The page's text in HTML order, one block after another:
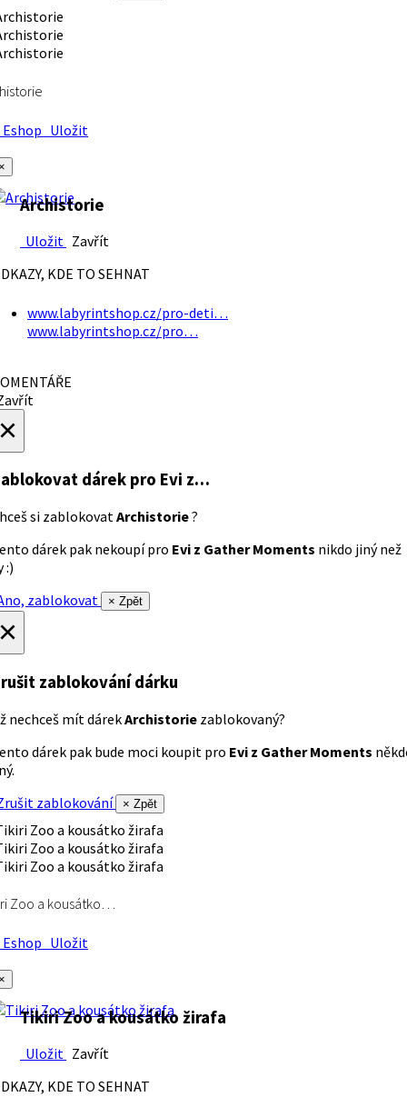
Uložit
Archistorie
Uložit Zavřít
KDE TO SEHNAT
www.labyrintshop.cz/pro-deti…
www.labyrintshop.cz/pro…
dárek pro Evi z…
si zablokovatArchistorie?
dárek pak nekoupí pro Evi z Gather Moments nikdo jiný než
:)
zablokovat
× Zpět
zablokování dárku
nechceš mít dárekArchistorie zablokovaný?
dárek pak bude moci koupit pro Evi z Gather Moments
zablokování
× Zpět
Zoo a kousátko…
Uložit
Tikiri Zoo a kousátko žirafa
Uložit Zavřít
KDE TO SEHNAT